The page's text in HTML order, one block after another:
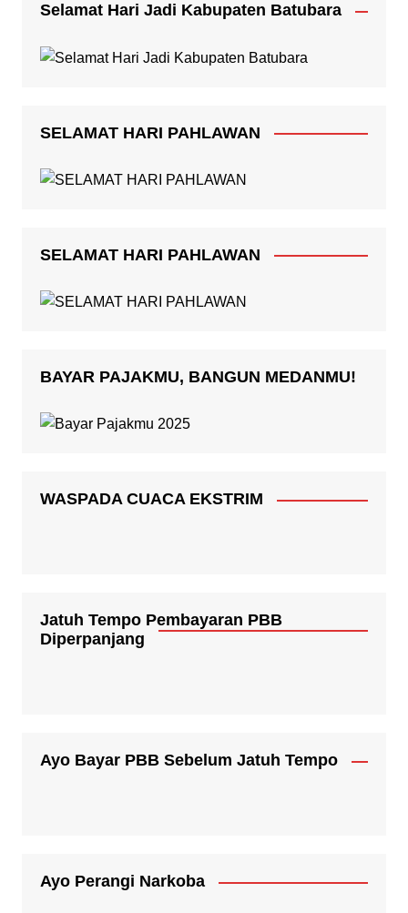
Selamat Hari Jadi Kabupaten Batubara
SELAMAT HARI PAHLAWAN
SELAMAT HARI PAHLAWAN
BAYAR PAJAKMU, BANGUN MEDANMU!
WASPADA CUACA EKSTRIM
Jatuh Tempo Pembayaran PBB
Diperpanjang
Ayo Bayar PBB Sebelum Jatuh Tempo
Ayo Perangi Narkoba